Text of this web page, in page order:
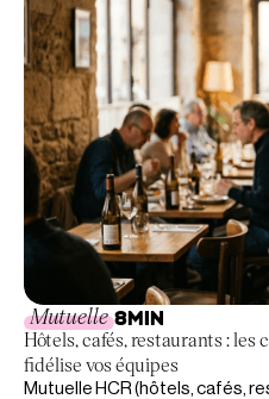
Mutuelle 8MIN
Hôtels, cafés, restaurants :
fidélise vos équipes
Mutuelle HCR (hôtels, cafés,